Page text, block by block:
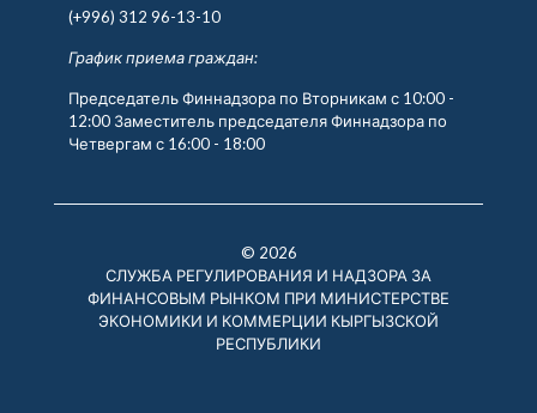
(+996) 312 96-13-10
График приема граждан:
Председатель Финнадзора по Вторникам с 10:00 -
12:00 Заместитель председателя Финнадзора по
Четвергам с 16:00 - 18:00
© 2026
СЛУЖБА РЕГУЛИРОВАНИЯ И НАДЗОРА ЗА
ФИНАНСОВЫМ РЫНКОМ ПРИ МИНИСТЕРСТВЕ
ЭКОНОМИКИ И КОММЕРЦИИ КЫРГЫЗСКОЙ
РЕСПУБЛИКИ